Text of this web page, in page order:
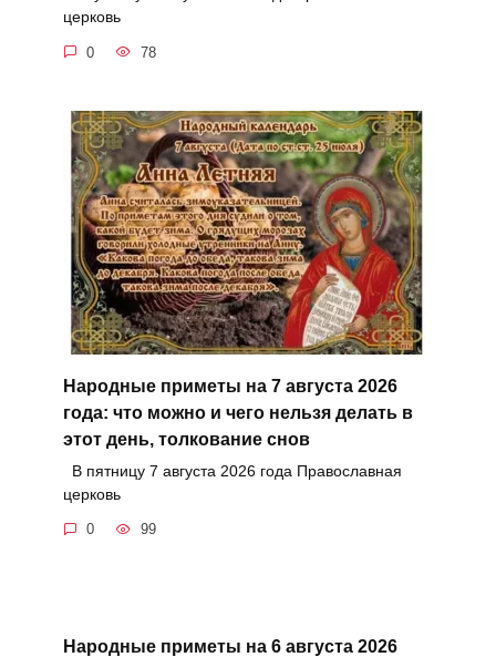
церковь
0 78
Народные приметы на 7 августа 2026
года: что можно и чего нельзя делать в
этот день, толкование снов
В пятницу 7 августа 2026 года Православная
церковь
0 99
Народные приметы на 6 августа 2026